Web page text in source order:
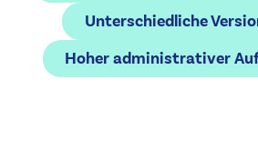
Unterschiedliche
Hoher administrativer